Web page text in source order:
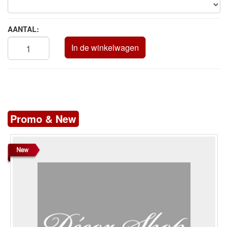
AANTAL:
In de winkelwagen
Promo & New